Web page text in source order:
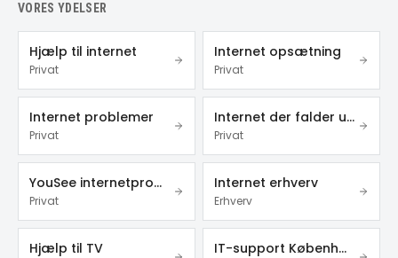
VORES YDELSER
Hjælp til internet
Privat
Internet opsætning
Privat
Internet problemer
Privat
Internet der falder ud
Privat
YouSee internetproblemer
Privat
Internet erhverv
Erhverv
Hjælp til TV IT-support København